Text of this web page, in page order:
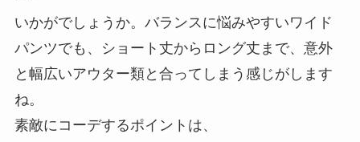
いかがでしょうか。バランスに悩みやすいワイド
パンツでも、ショート丈からロング丈まで、意外
と幅広いアウター類と合ってしまう感じがします
ね。
素敵にコーデするポイントは、